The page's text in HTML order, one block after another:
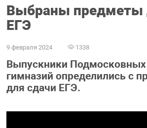
Выбраны предметы
ЕГЭ
9 февраля 2024 1338
Выпускники
гимназий определились с
для сдачи ЕГЭ.